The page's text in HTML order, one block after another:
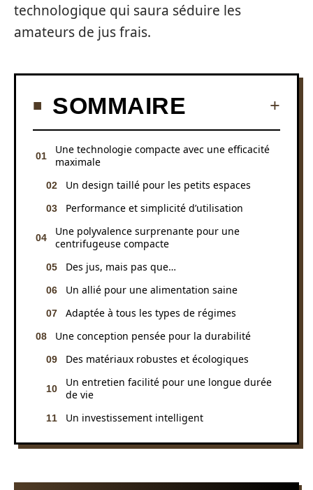
technologique qui saura séduire les
amateurs de jus frais.
SOMMAIRE
Une technologie compacte avec une efficacité
maximale
Un design taillé pour les petits espaces
Performance et simplicité d’utilisation
Une polyvalence surprenante pour une
centrifugeuse compacte
Des jus, mais pas que…
Un allié pour une alimentation saine
Adaptée à tous les types de régimes
Une conception pensée pour la durabilité
Des matériaux robustes et écologiques
Un entretien facilité pour une longue durée
de vie
Un investissement intelligent